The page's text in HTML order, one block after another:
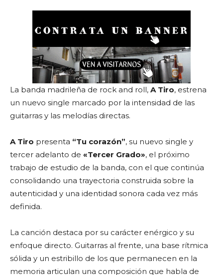
La banda madrileña de rock and roll, A Tiro, estrena
un nuevo single marcado por la intensidad de las
guitarras y las melodías directas.
A Tiro presenta “Tu corazón”, su nuevo single y
tercer adelanto de «Tercer Grado», el próximo
trabajo de estudio de la banda, con el que continúa
consolidando una trayectoria construida sobre la
autenticidad y una identidad sonora cada vez más
definida.
La canción destaca por su carácter enérgico y su
enfoque directo. Guitarras al frente, una base rítmica
sólida y un estribillo de los que permanecen en la
memoria articulan una composición que habla de